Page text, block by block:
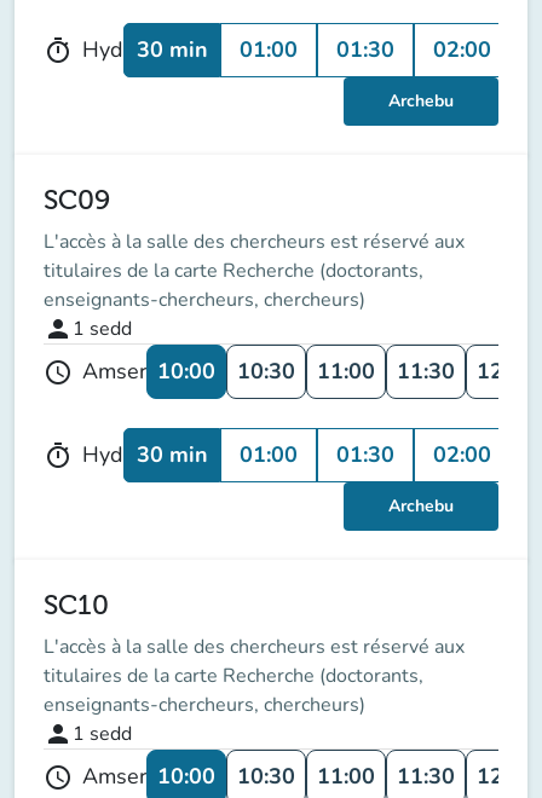
timer Hyd 30 min 01:00 01:30 02:00
Archebu
SC09
L'accès à la salle des chercheurs est réservé aux
titulaires de la carte Recherche (doctorants,
enseignants-chercheurs, chercheurs)
person 1 sedd
schedule Amser 10:00 10:30 11:00 11:30 12:00
timer Hyd 30 min 01:00 01:30 02:00
Archebu
SC10
L'accès à la salle des chercheurs est réservé aux
titulaires de la carte Recherche (doctorants,
enseignants-chercheurs, chercheurs)
person 1 sedd
schedule Amser 10:00 10:30 11:00 11:30 12:00